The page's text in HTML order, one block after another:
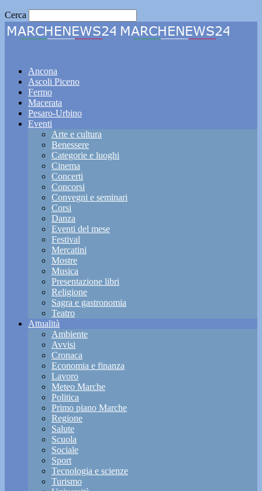
Cerca
Ancona
Ascoli Piceno
Fermo
Macerata
Pesaro-Urbino
Eventi
Arte e cultura
Benessere
Categorie e luoghi
Cinema
Concerti
Concorsi
Convegni e seminari
Corsi
Danza
Eventi del mese
Festival
Mercatini
Mostre
Musica
Presentazione libri
Religione
Sagra e gastronomia
Teatro
Attualità
Ambiente
Avvisi
Cronaca
Economia e finanza
Lavoro
Meteo Marche
Politica
Primo piano Marche
Regione
Salute
Scuola
Sociale
Sport
Tecnologia e scienze
Turismo